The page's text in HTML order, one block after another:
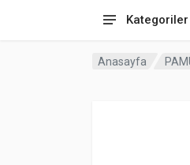
Kategoriler
Anasayfa